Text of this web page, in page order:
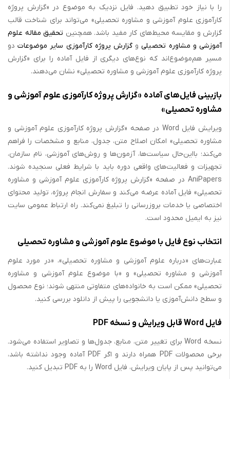
را با نیاز خود تطبیق دهید. فایل نزدیک به موضوع در «گزارش پروژه
کارآموزی علوم آموزشی و مشاوره تحصیلی» می‌تواند برای شناخت قالب
گزارش و مقایسه محیط‌های کار مفید باشد. همچنین تحقیق مقاله علوم
آموزشی و مشاوره تحصیلیو گزارش پروژه کارآموزی سایر موضوعاتدو
مسیر هم‌موضوع‌اند که نوع‌های دیگری از فایل آماده را برای «گزارش
پروژه کارآموزی علوم آموزشی و مشاوره تحصیلی» نشان می‌دهند.
بازبینی فایل‌های آماده «گزارش پروژه کارآموزی علوم آموزشی و
مشاوره تحصیلی»
ویرایش فایل Word در صفحه «گزارش پروژه کارآموزی علوم آموزشی و
مشاوره تحصیلی» امکان اصلاح متن، جدول، منابع و مشخصات را فراهم
می‌کند؛ بااین‌حال سیاست‌ها، آزمون‌ها و روش‌های آموزشی، نام سازمان،
تجهیزات و فعالیت‌های واقعی دوره باید با شرایط فعلی سنجیده شوند.
AniPapers در صفحه «گزارش پروژه کارآموزی علوم آموزشی و مشاوره
تحصیلی» فایل آماده عرضه می‌کند و سفارش انجام پروژه، تولید محتوای
اختصاصی یا خدمات بروزرسانی را تبلیغ نمی‌کند. راه ارتباط عمومی سایت
نیز به ایمیل محدود است.
انتخاب نوع فایل با موضوع علوم آموزشی و مشاوره تحصیلی
عبارت‌های «درباره علوم آموزشی و مشاوره تحصیلی»، «در مورد علوم
آموزشی و مشاوره تحصیلی» و «با موضوع علوم آموزشی و مشاوره
تحصیلی» ممکن است به خانواده‌های متفاوتی منتهی شوند؛ نوع محصول
و سطح دانش‌آموزی یا دانشجویی را پیش از دانلود بررسی کنید.
فایل Word قابل ویرایش و نسخه PDF
نسخه Word برای تغییر متن، منابع، جدول‌ها و تصاویر استفاده می‌شود.
برخی محصولات PDF همراه دارند و اگر PDF آماده وجود نداشته باشد،
می‌توانید پس از پایان ویرایش، فایل Word را به PDF تبدیل کنید.